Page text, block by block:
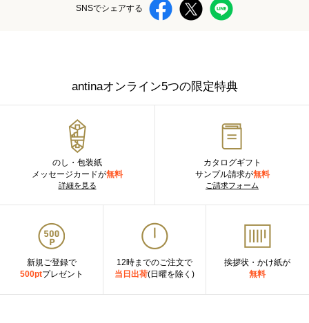
SNSでシェアする
antinaオンライン5つの限定特典
のし・包装紙
メッセージカードが無料
詳細を見る
カタログギフト
サンプル請求が無料
ご請求フォーム
新規ご登録で
500ptプレゼント
12時までのご注文で
当日出荷(日曜を除く)
挨拶状・かけ紙が
無料